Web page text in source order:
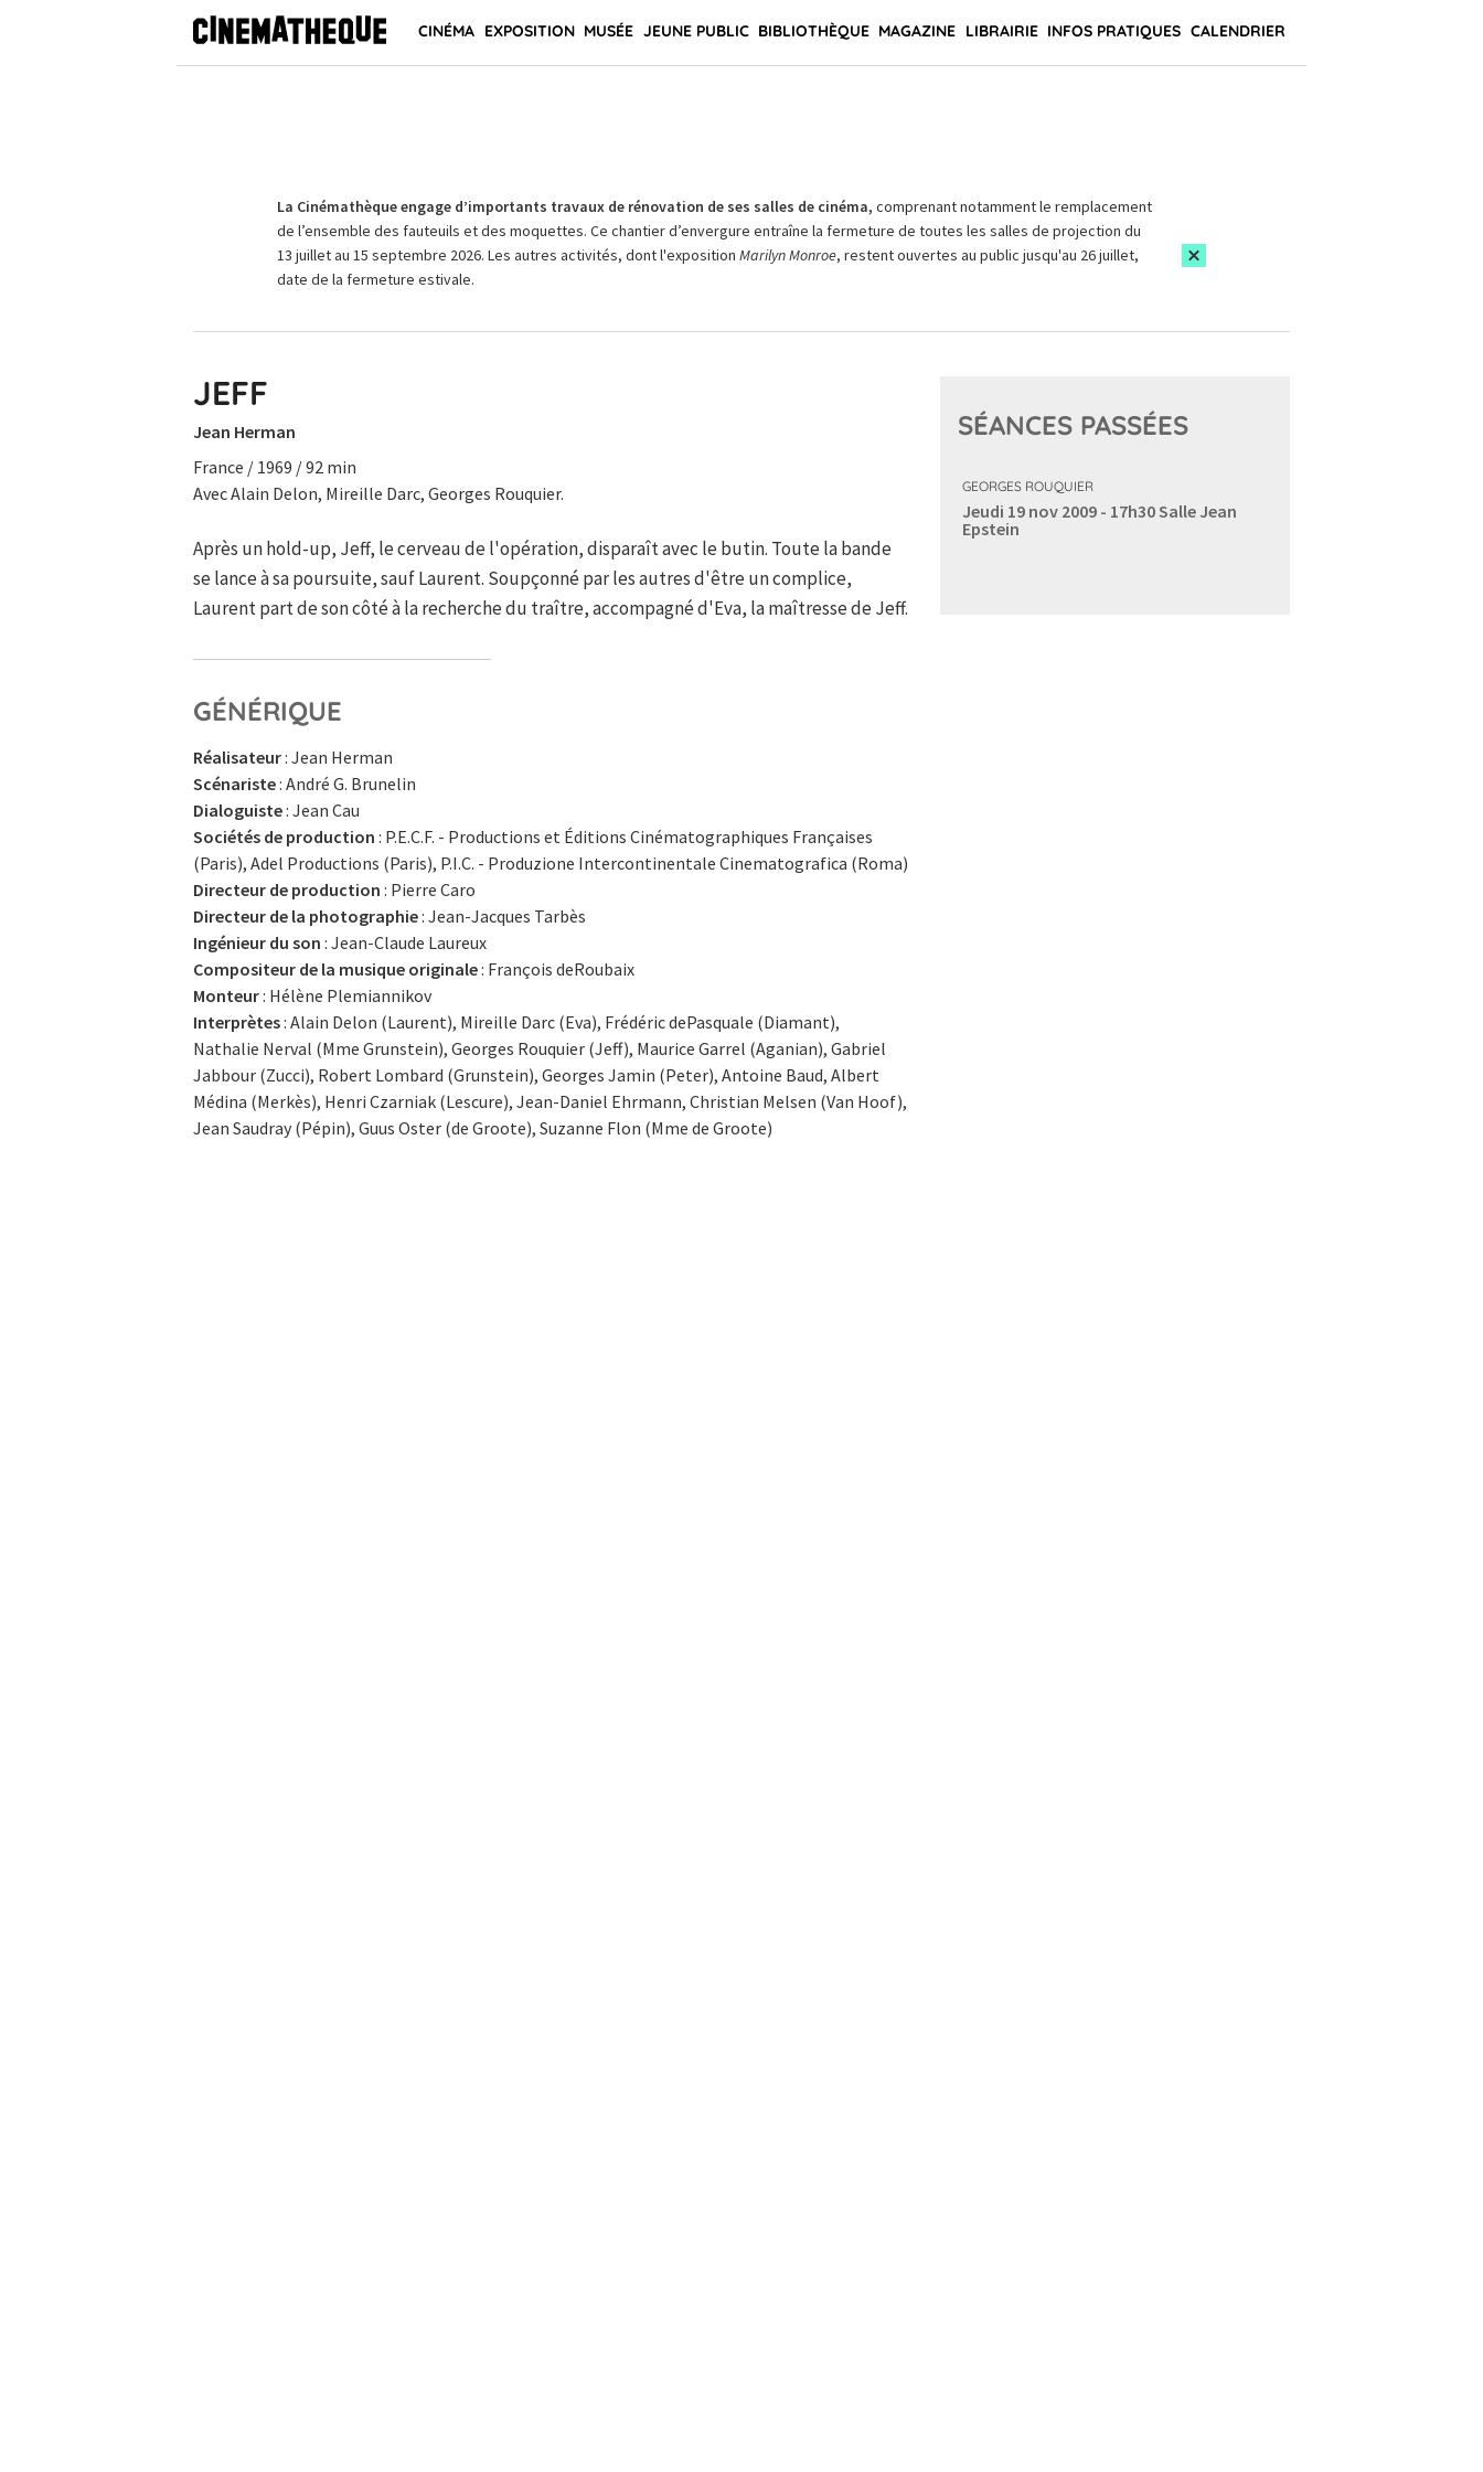
CINÉMA EXPOSITION MUSÉE JEUNE PUBLIC BIBLIOTHÈQUE MAGAZINE LIBRAIRIE INFOS PRATIQUES CALENDRIER
La Cinémathèque engage d’importants travaux de rénovation de ses salles de cinéma, comprenant notamment le remplacement
de l’ensemble des fauteuils et des moquettes. Ce chantier d’envergure entraîne la fermeture de toutes les salles de projection du
13 juillet au 15 septembre 2026. Les autres activités, dont l'exposition Marilyn Monroe, restent ouvertes au public jusqu'au 26 juillet,
date de la fermeture estivale.
JEFF
Jean Herman
France / 1969 / 92 min
Avec Alain Delon, Mireille Darc, Georges Rouquier.
Après un hold-up, Jeff, le cerveau de l'opération, disparaît avec le butin. Toute la bande
se lance à sa poursuite, sauf Laurent. Soupçonné par les autres d'être un complice,
Laurent part de son côté à la recherche du traître, accompagné d'Eva, la maîtresse de Jeff.
GÉNÉRIQUE
Réalisateur: Jean Herman
Scénariste: André G. Brunelin
Dialoguiste: Jean Cau
Sociétés de production : P.E.C.F. - Productions et Éditions Cinématographiques Françaises
(Paris), Adel Productions (Paris), P.I.C. - Produzione Intercontinentale Cinematografica (Roma)
Directeur de production : Pierre Caro
Directeur de la photographie: Jean-Jacques Tarbès
Ingénieur du son : Jean-Claude Laureux
Compositeur de la musique originale: François deRoubaix
Monteur: Hélène Plemiannikov
Interprètes: Alain Delon (Laurent), Mireille Darc (Eva), Frédéric dePasquale (Diamant),
Nathalie Nerval (Mme Grunstein), Georges Rouquier (Jeff), Maurice Garrel (Aganian), Gabriel
Jabbour (Zucci), Robert Lombard (Grunstein), Georges Jamin (Peter), Antoine Baud, Albert
Médina (Merkès), Henri Czarniak (Lescure), Jean-Daniel Ehrmann, Christian Melsen (Van Hoof),
Jean Saudray (Pépin), Guus Oster (de Groote), Suzanne Flon (Mme de Groote)
SÉANCES PASSÉES
GEORGES ROUQUIER
Jeudi 19 nov 2009 - 17h30Salle Jean
Epstein